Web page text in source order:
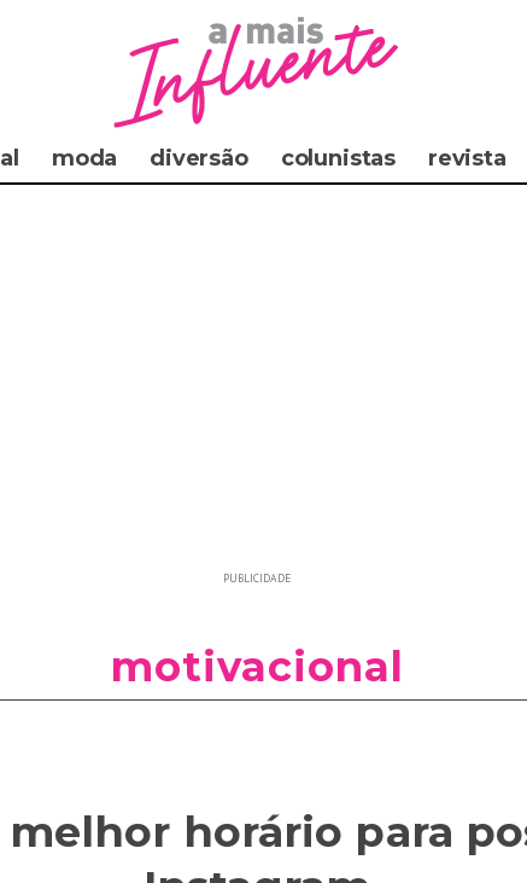
moda diversão colunistas revista
PUBLICIDADE
motivacional
melhor horário para